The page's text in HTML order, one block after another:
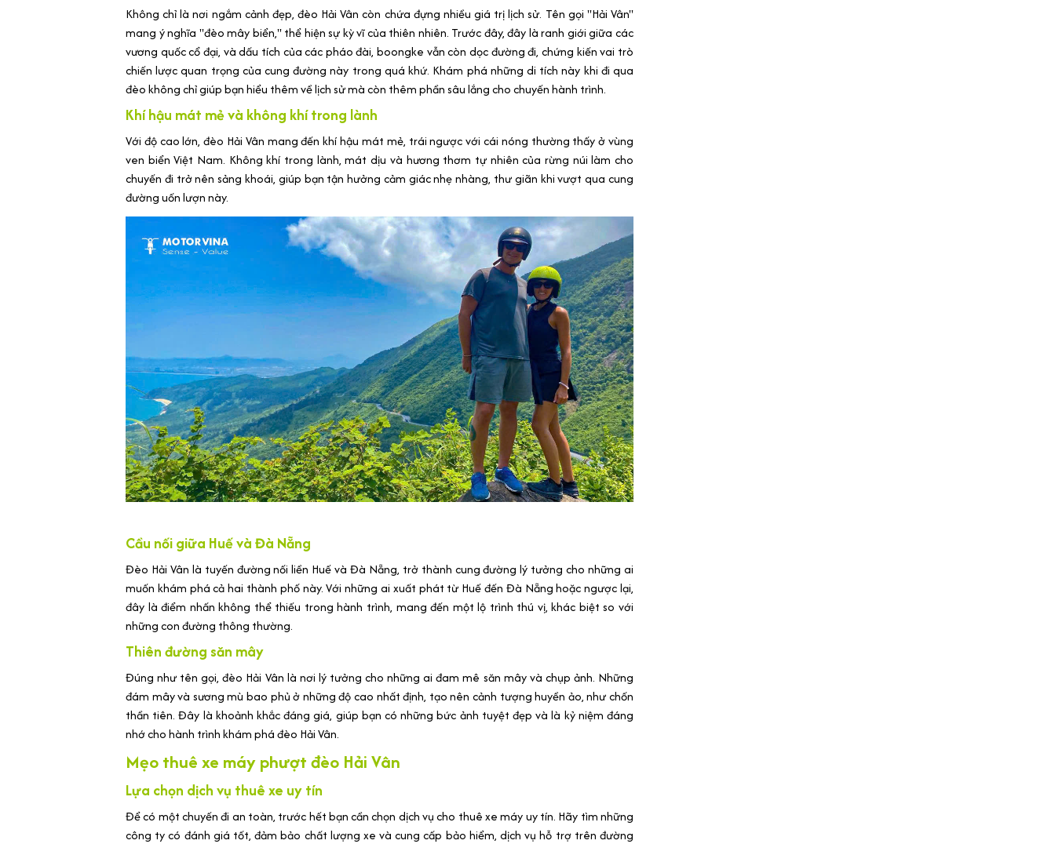
Không chỉ là nơi ngắm cảnh đẹp, đèo Hải Vân còn chứa đựng nhiều giá trị lịch sử. Tên gọi "Hải Vân"
mang ý nghĩa "đèo mây biển," thể hiện sự kỳ vĩ của thiên nhiên. Trước đây, đây là ranh giới giữa các
vương quốc cổ đại, và dấu tích của các pháo đài, boongke vẫn còn dọc đường đi, chứng kiến vai trò
chiến lược quan trọng của cung đường này trong quá khứ. Khám phá những di tích này khi đi qua
đèo không chỉ giúp bạn hiểu thêm về lịch sử mà còn thêm phần sâu lắng cho chuyến hành trình.
Khí hậu mát mẻ và không khí trong lành
Với độ cao lớn, đèo Hải Vân mang đến khí hậu mát mẻ, trái ngược với cái nóng thường thấy ở vùng
ven biển Việt Nam. Không khí trong lành, mát dịu và hương thơm tự nhiên của rừng núi làm cho
chuyến đi trở nên sảng khoái, giúp bạn tận hưởng cảm giác nhẹ nhàng, thư giãn khi vượt qua cung
đường uốn lượn này.
Cầu nối giữa Huế và Đà Nẵng
Đèo Hải Vân là tuyến đường nối liền Huế và Đà Nẵng, trở thành cung đường lý tưởng cho những ai
muốn khám phá cả hai thành phố này. Với những ai xuất phát từ Huế đến Đà Nẵng hoặc ngược lại,
đây là điểm nhấn không thể thiếu trong hành trình, mang đến một lộ trình thú vị, khác biệt so với
những con đường thông thường.
Thiên đường săn mây
Đúng như tên gọi, đèo Hải Vân là nơi lý tưởng cho những ai đam mê săn mây và chụp ảnh. Những
đám mây và sương mù bao phủ ở những độ cao nhất định, tạo nên cảnh tượng huyền ảo, như chốn
thần tiên. Đây là khoảnh khắc đáng giá, giúp bạn có những bức ảnh tuyệt đẹp và là kỷ niệm đáng
nhớ cho hành trình khám phá đèo Hải Vân.
Mẹo thuê xe máy phượt đèo Hải Vân
Lựa chọn dịch vụ thuê xe uy tín
Để có một chuyến đi an toàn, trước hết bạn cần chọn dịch vụ cho thuê xe máy uy tín. Hãy tìm những
công ty có đánh giá tốt, đảm bảo chất lượng xe và cung cấp bảo hiểm, dịch vụ hỗ trợ trên đường